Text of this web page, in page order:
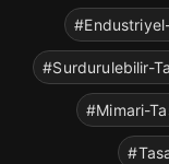
#Surdurulebilir-
#Mimari-